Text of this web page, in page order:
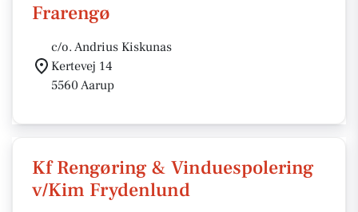
Frarengø
c/o. Andrius Kiskunas
Kertevej 14
5560 Aarup
Kf Rengøring & Vinduespolering
v/Kim Frydenlund